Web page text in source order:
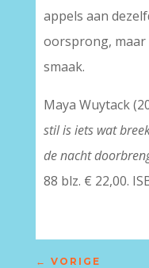
appels aan
oorsprong, maar
smaak.
Maya Wuytack
stil is iets wat
de nacht
88 blz. € 22,00.
← VORIGE